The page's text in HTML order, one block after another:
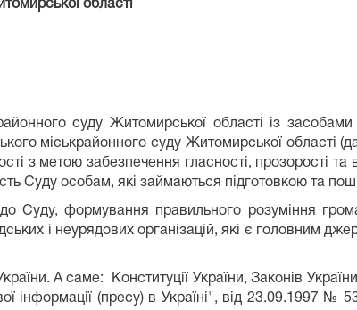
області
суду Житомирської області із засобами
міськрайонного суду Житомирської області
з метою забезпечення гласності, прозорості та
Суду особам, які займаються підготовкою та
Суду, формування правильного розуміння
і неурядових організацій, які є головним
А саме: Конституції України, Законів
(пресу) в Україні", від 23.09.1997 №